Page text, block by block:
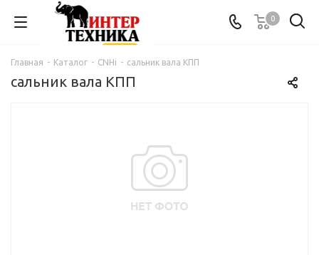
0
Главная - Каталог - CNHi - сальник вала КПП
сальник вала КПП